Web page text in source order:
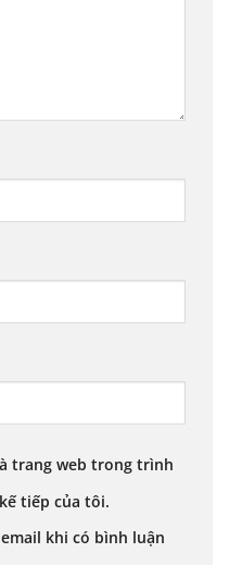
trang web trong trình
tiếp của tôi.
khi có bình luận